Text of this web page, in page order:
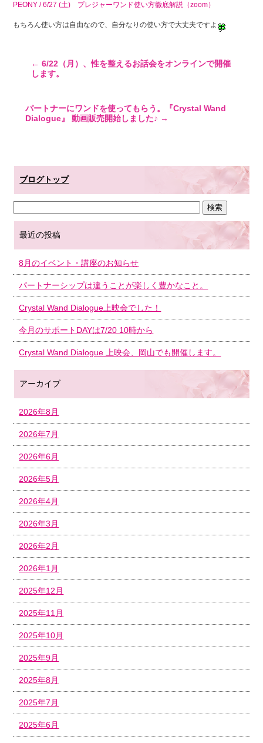
PEONY / 6/27 (土) プレジャーワンド使い方徹底解説（zoom）
もちろん使い方は自由なので、自分なりの使い方で大丈夫ですよ
← 6/22（月）、性を整えるお話会をオンラインで開催
します。
パートナーにワンドを使ってもらう。『Crystal Wand
Dialogue』 動画販売開始しました♪ →
ブログトップ
最近の投稿
8月のイベント・講座のお知らせ
パートナーシップは違うことが楽しく豊かなこと。
Crystal Wand Dialogue上映会でした！
今月のサポートDAYは7/20 10時から
Crystal Wand Dialogue 上映会、岡山でも開催します。
アーカイブ
2026年8月
2026年7月
2026年6月
2026年5月
2026年4月
2026年3月
2026年2月
2026年1月
2025年12月
2025年11月
2025年10月
2025年9月
2025年8月
2025年7月
2025年6月